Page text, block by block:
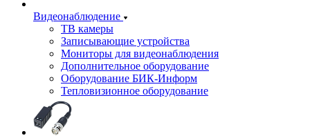
Видеонаблюдение
ТВ камеры
Записывающие устройства
Мониторы для видеонаблюдения
Дополнительное оборудование
Оборудование БИК-Информ
Тепловизионное оборудование